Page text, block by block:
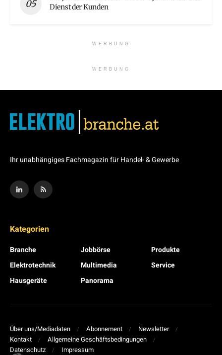
Dienst der Kunden
WERBUNG
WERBUNG
Ihr unabhängiges Fachmagazin für Handel- & Gewerbe
Kategorien
Branche
Elektrotechnik
Hausgeräte
Jobbörse
Multimedia
Panorama
Produkte
Service
Über uns/Mediadaten Abonnement
Newsletter
Kontakt
Allgemeine Geschäftsbedingungen
Datenschutz
Impressum